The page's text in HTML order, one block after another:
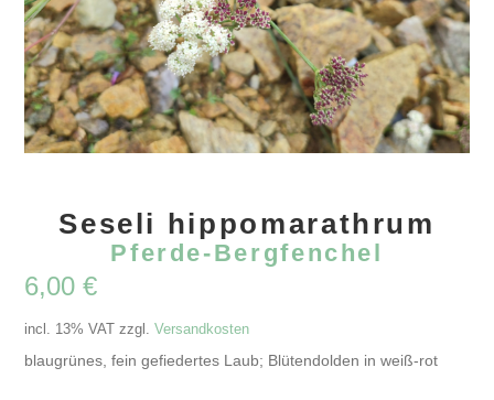
Seseli hippomarathrum
Pferde-Bergfenchel
6,00€
incl. 13% VAT zzgl.Versandkosten
blaugrünes, fein gefiedertes Laub; Blütendolden in weiß-rot